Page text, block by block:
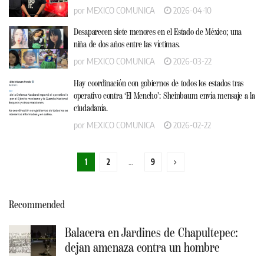
por MEXICO COMUNICA 2026-04-10
Desaparecen siete menores en el Estado de México; una
niña de dos años entre las víctimas.
por MEXICO COMUNICA 2026-03-22
Hay coordinación con gobiernos de todos los estados tras
operativo contra ‘El Mencho’: Sheinbaum envía mensaje a la
ciudadanía.
por MEXICO COMUNICA 2026-02-22
1 2 9
Recommended
Balacera en Jardines de Chapultepec:
dejan amenaza contra un hombre